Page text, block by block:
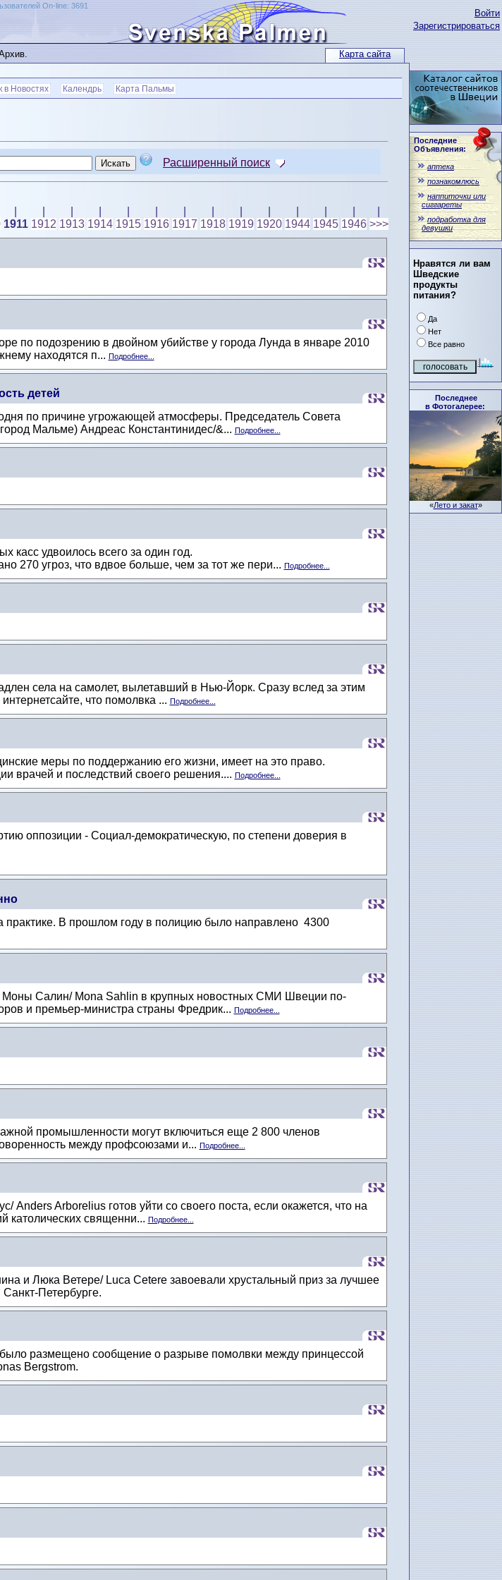
Карта сайта
Войти
Зарегистрироваться
Последние
Объявления:
аптека
познакомлюсь
наппиточки или
сиггареты
подработка для
девушки
Нравятся ли вам
Шведские
продукты
питания?
Да
Нет
Все равно
Последнее
в Фотогалерее:
«Лето и закат»
On-line: 3691
в Новостях Календрь Карта Пальмы
Расширенный поиск
1911 1912 1913 1914 1915 1916 1917 1918 1919 1920 1944 1945 1946 >>>
по подозрению в двойном убийстве у города Лунда в январе 2010
находятся п... Подробнее...
детей
по причине угрожающей атмосферы. Председатель Совета
Мальме) Андреас Константинидес/&... Подробнее...
касс удвоилось всего за один год.
270 угроз, что вдвое больше, чем за тот же пери... Подробнее...
села на самолет, вылетавший в Нью-Йорк. Сразу вслед за этим
что помолвка ... Подробнее...
меры по поддержанию его жизни, имеет на это право.
врачей и последствий своего решения.... Подробнее...
оппозиции - Социал-демократическую, по степени доверия в
В прошлом году в полицию было направлено 4300
Моны Салин/ Mona Sahlin в крупных новостных СМИ Швеции по-
и премьер-министра страны Фредрик... Подробнее...
промышленности могут включиться еще 2 800 членов
между профсоюзами и... Подробнее...
Anders Arborelius готов уйти со своего поста, если окажется, что на
католических священни... Подробнее...
и Люка Ветере/ Luca Cetere завоевали хрустальный приз за лучшее
Петербурге.
размещено сообщение о разрыве помолвки между принцессой
Bergstrom.